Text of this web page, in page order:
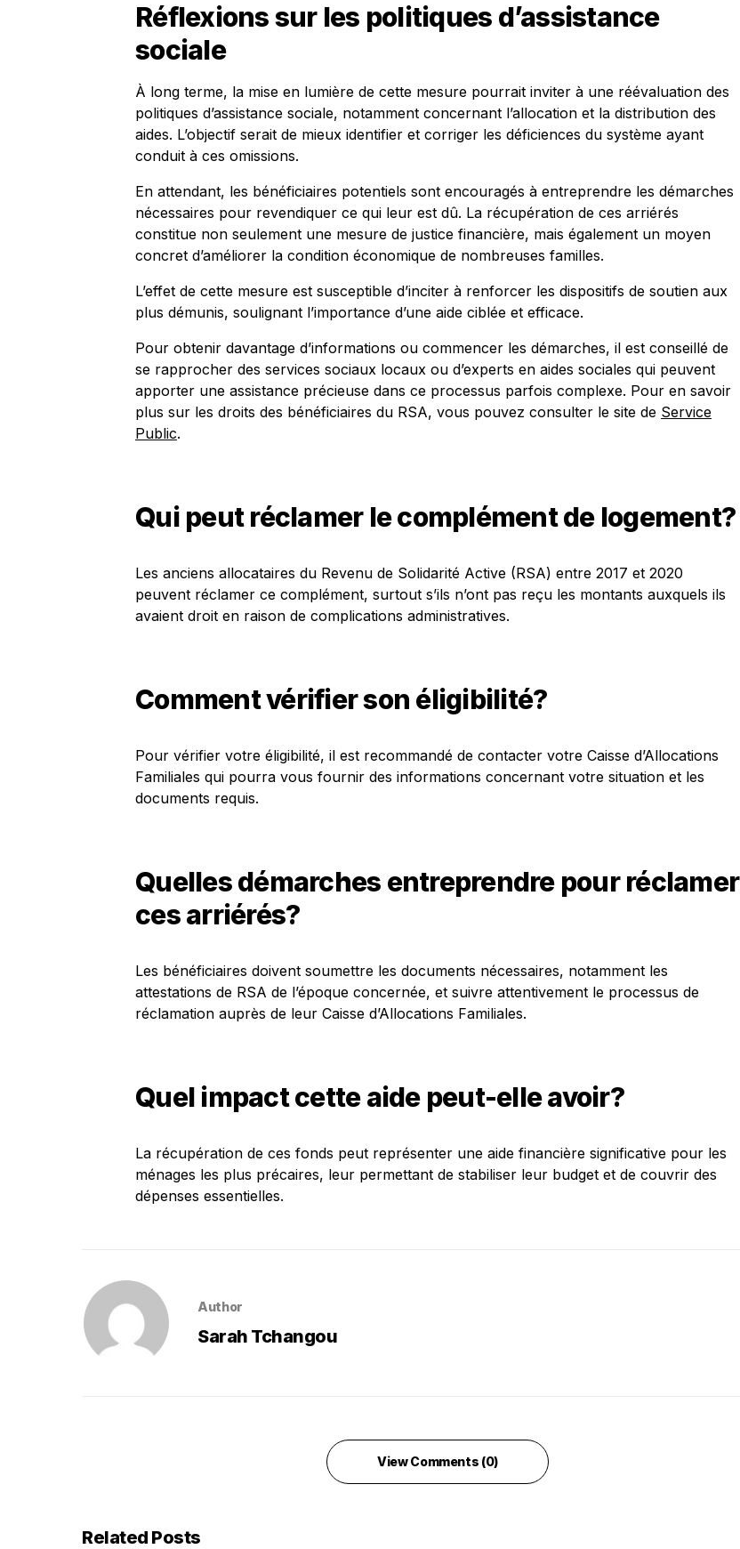
Réflexions sur les politiques d’assistance
sociale
À long terme, la mise en lumière de cette mesure pourrait inviter à une réévaluation des
politiques d’assistance sociale, notamment concernant l’allocation et la distribution des
aides. L’objectif serait de mieux identifier et corriger les déficiences du système ayant
conduit à ces omissions.
En attendant, les bénéficiaires potentiels sont encouragés à entreprendre les démarches
nécessaires pour revendiquer ce qui leur est dû. La récupération de ces arriérés
constitue non seulement une mesure de justice financière, mais également un moyen
concret d’améliorer la condition économique de nombreuses familles.
L’effet de cette mesure est susceptible d’inciter à renforcer les dispositifs de soutien aux
plus démunis, soulignant l’importance d’une aide ciblée et efficace.
Pour obtenir davantage d’informations ou commencer les démarches, il est conseillé de
se rapprocher des services sociaux locaux ou d’experts en aides sociales qui peuvent
apporter une assistance précieuse dans ce processus parfois complexe. Pour en savoir
plus sur les droits des bénéficiaires du RSA, vous pouvez consulter le site de Service
Public.
Qui peut réclamer le complément de logement?
Les anciens allocataires du Revenu de Solidarité Active (RSA) entre 2017 et 2020
peuvent réclamer ce complément, surtout s’ils n’ont pas reçu les montants auxquels ils
avaient droit en raison de complications administratives.
Comment vérifier son éligibilité?
Pour vérifier votre éligibilité, il est recommandé de contacter votre Caisse d’Allocations
Familiales qui pourra vous fournir des informations concernant votre situation et les
documents requis.
Quelles démarches entreprendre pour réclamer
ces arriérés?
Les bénéficiaires doivent soumettre les documents nécessaires, notamment les
attestations de RSA de l’époque concernée, et suivre attentivement le processus de
réclamation auprès de leur Caisse d’Allocations Familiales.
Quel impact cette aide peut-elle avoir?
La récupération de ces fonds peut représenter une aide financière significative pour les
ménages les plus précaires, leur permettant de stabiliser leur budget et de couvrir des
dépenses essentielles.
Author
Sarah Tchangou
View Comments (0)
Related Posts